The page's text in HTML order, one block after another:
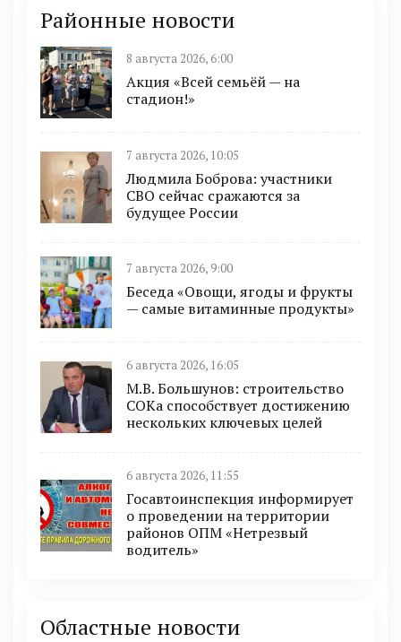
Районные новости
8 августа 2026, 6:00
Акция «Всей семьёй — на
стадион!»
7 августа 2026, 10:05
Людмила Боброва: участники
СВО сейчас сражаются за
будущее России
7 августа 2026, 9:00
Беседа «Овощи, ягоды и фрукты
— самые витаминные продукты»
6 августа 2026, 16:05
М.В. Большунов: строительство
СОКа способствует достижению
нескольких ключевых целей
6 августа 2026, 11:55
Госавтоинспекция информирует
о проведении на территории
районов ОПМ «Нетрезвый
водитель»
Областные новости